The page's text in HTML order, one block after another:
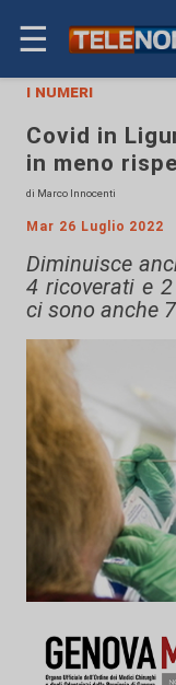
☰
i numeri
Covid in
in meno
di Marco Innocenti
Mar 26 Luglio 2022
Diminuisce
4 ricoverati e
ci sono anche